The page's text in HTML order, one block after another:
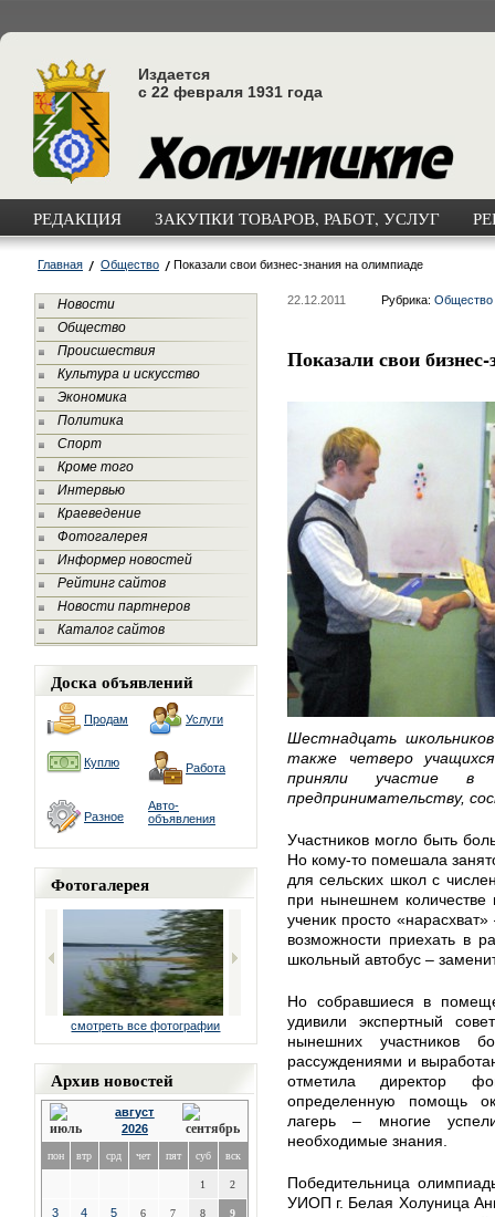
Издается
с 22 февраля 1931 года
РЕДАКЦИЯ ЗАКУПКИ ТОВАРОВ, РАБОТ, УСЛУГ
Главная Общество Показали свои бизнес-знания на олимпиаде
Новости
Общество
Происшествия
Культура и искусство
Экономика
Политика
Спорт
Кроме того
Интервью
Краеведение
Фотогалерея
Информер новостей
Рейтинг сайтов
Новости партнеров
Каталог сайтов
Доска объявлений
Продам Услуги
Куплю Работа
Разное
Авто-
объявления
Фотогалерея
смотреть все фотографии
Архив новостей
август
2026
пон втр срд чет пят суб вск
1 2
3 4 5 6 7 8 9
22.12.2011 Рубрика: Общество
Показали свои
Шестнадцать
также четверо
приняли участие в
предпринимательству,
Участников могло быть
Но кому-то помешала
для сельских школ с
при нынешнем
ученик просто
возможности приехать в
школьный автобус –
Но собравшиеся в
удивили экспертный
нынешних участников
рассуждениями и
отметила директор
определенную помощь
лагерь – многие
необходимые знания.
Победительница
УИОП г. Белая Холуница